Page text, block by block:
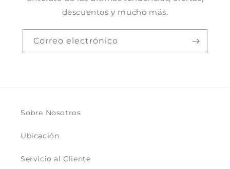
descuentos y mucho más.
Correo electrónico
Sobre Nosotros
Ubicación
Servicio al Cliente